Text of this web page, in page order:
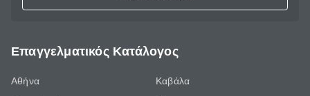
Επαγγελματικός Κατάλογος
Αθήνα
Καβάλα